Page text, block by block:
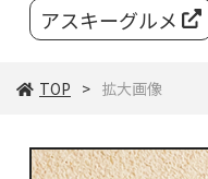
アスキーグルメ
TOP 拡大画像